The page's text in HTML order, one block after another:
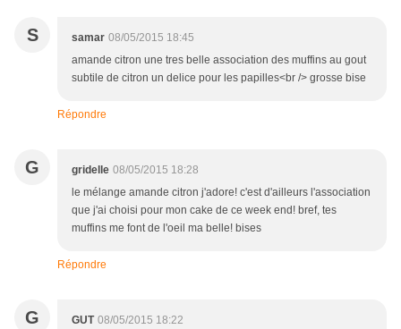
S samar 08/05/2015 18:45
amande citron une tres belle association des muffins au gout
subtile de citron un delice pour les papilles<br /> grosse bise
Répondre
G gridelle 08/05/2015 18:28
le mélange amande citron j'adore! c'est d'ailleurs l'association
que j'ai choisi pour mon cake de ce week end! bref, tes
muffins me font de l'oeil ma belle! bises
Répondre
G GUT 08/05/2015 18:22